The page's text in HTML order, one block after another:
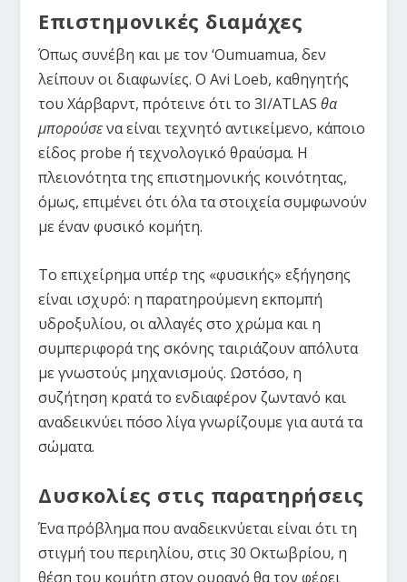
Επιστημονικές διαμάχες
Όπως συνέβη και με τον ‘Oumuamua, δεν
λείπουν οι διαφωνίες. Ο Avi Loeb, καθηγητής
του Χάρβαρντ, πρότεινε ότι το 3I/ATLASθα
μπορούσενα είναι τεχνητό αντικείμενο, κάποιο
είδος probe ή τεχνολογικό θραύσμα. Η
πλειονότητα της επιστημονικής κοινότητας,
όμως, επιμένει ότι όλα τα στοιχεία συμφωνούν
με έναν φυσικό κομήτη.
Το επιχείρημα υπέρ της «φυσικής» εξήγησης
είναι ισχυρό: η παρατηρούμενη εκπομπή
υδροξυλίου, οι αλλαγές στο χρώμα και η
συμπεριφορά της σκόνης ταιριάζουν απόλυτα
με γνωστούς μηχανισμούς. Ωστόσο, η
συζήτηση κρατά το ενδιαφέρον ζωντανό και
αναδεικνύει πόσο λίγα γνωρίζουμε για αυτά τα
σώματα.
Δυσκολίες στις παρατηρήσεις
Ένα πρόβλημα που αναδεικνύεται είναι ότι τη
στιγμή του περιηλίου, στις 30 Οκτωβρίου, η
θέση του κομήτη στον ουρανό θα τον φέρει